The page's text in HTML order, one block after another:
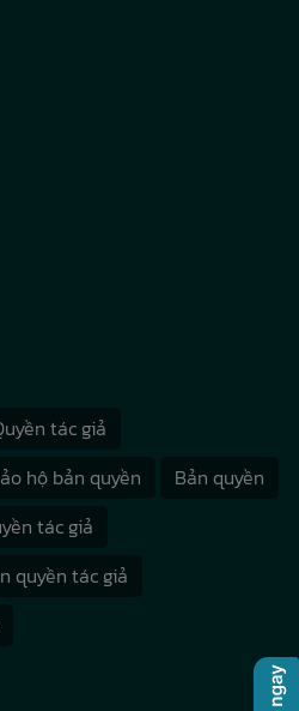
tác giả
hộ bản quyền
Bản quyền
tác giả
quyền tác giả